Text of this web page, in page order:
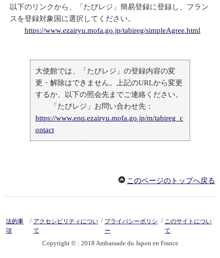
以下のリンクから、「たびレジ」簡易登録に登録し、フラン
スを登録対象国に選択してください。
https://www.ezairyu.mofa.go.jp/tabireg/simpleAgree.html
大使館では、「たびレジ」の登録内容の変
更・解除はできません。上記のURLから変更
するか、以下の照会先までご連絡ください。
「たびレジ」お問い合わせ先：
https://www.enq.ezairyu.mofa.go.jp/m/tabireg_c
ontact
このページのトップへ戻る
法的事
項
/ アクセシビリティについ
て
/ プライバシーポリシ
ー
/ このサイトについ
て
Copyright © : 2018 Ambassade du Japon en France